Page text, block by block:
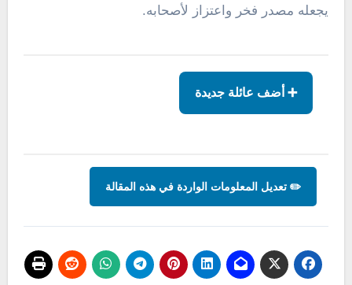
يجعله مصدر فخر واعتزاز لأصحابه.
➕ أضف عائلة جديدة
✏️ تعديل المعلومات الواردة في هذه المقالة